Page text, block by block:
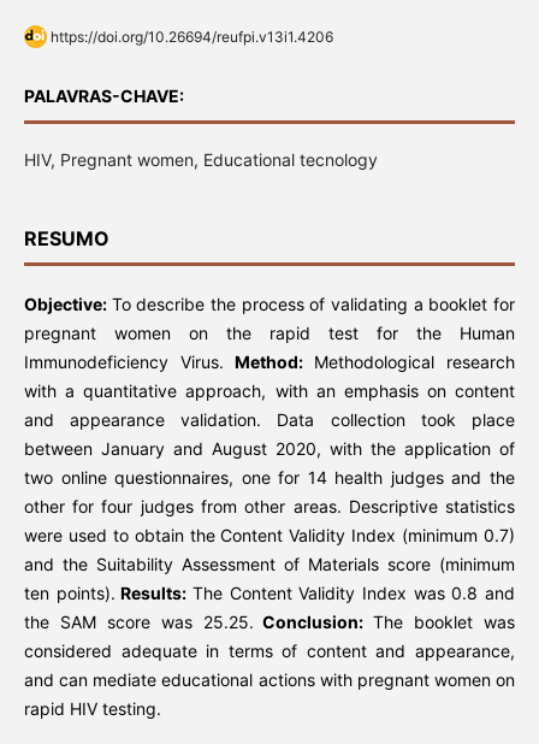
https://doi.org/10.26694/reufpi.v13i1.4206
PALAVRAS-CHAVE:
HIV, Pregnant women, Educational tecnology
RESUMO
Objective: To describe the process of validating a booklet for
pregnant women on the rapid test for the Human
Immunodeficiency Virus. Method: Methodological research
with a quantitative approach, with an emphasis on content
and appearance validation. Data collection took place
between January and August 2020, with the application of
two online questionnaires, one for 14 health judges and the
other for four judges from other areas. Descriptive statistics
were used to obtain the Content Validity Index (minimum 0.7)
and the Suitability Assessment of Materials score (minimum
ten points). Results:The Content Validity Index was 0.8 and
the SAM score was 25.25. Conclusion:The booklet was
considered adequate in terms of content and appearance,
and can mediate educational actions with pregnant women on
rapid HIV testing.